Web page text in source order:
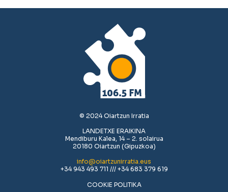
© 2024 Oiartzun Irratia
LANDETXE ERAIKINA
Mendiburu Kalea, 14 – 2. solairua
20180 Oiartzun (Gipuzkoa)
info@oiartzunirratia.eus
+34 943 493 711 /// +34 683 379 619
COOKIE POLITIKA